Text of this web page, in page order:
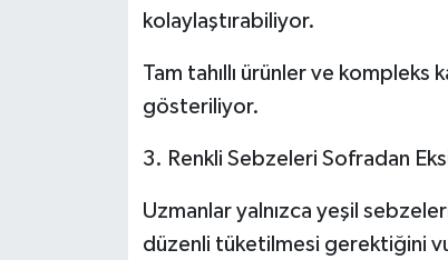
kolaylaştırabiliyor.
Tam tahıllı ürünler ve kompleks
gösteriliyor.
3. Renkli Sebzeleri Sofradan
Uzmanlar yalnızca yeşil
düzenli tüketilmesi gerektiğini